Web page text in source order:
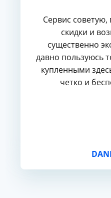
Сервис советую,
скидки и
существенно
давно пользуюсь
купленными
четко и